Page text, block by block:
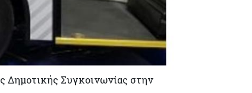
Δημοτικής Συγκοινωνίας στην